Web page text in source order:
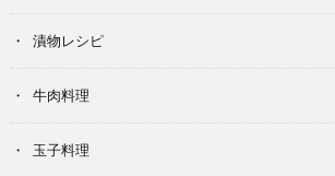
漬物レシピ
牛肉料理
玉子料理